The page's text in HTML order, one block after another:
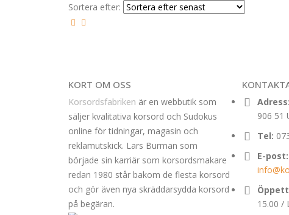
Sortera efter:
KORT OM OSS
Korsordsfabriken är en webbutik som
säljer kvalitativa korsord och Sudokus
online för tidningar, magasin och
reklamutskick. Lars Burman som
började sin karriär som korsordsmakare
redan 1980 står bakom de flesta korsord
och gör även nya skräddarsydda korsord
på begäran.
Adress:
906 51
Tel:
E-post:
15.00 /